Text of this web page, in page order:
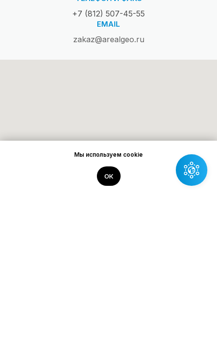
+7 (812) 507-45-55
EMAIL
zakaz@arealgeo.ru
Мы используем cookie
ОК